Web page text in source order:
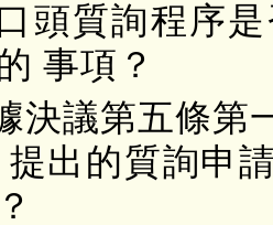
頭質詢程序
事項？
決議第五條第
提出的質詢申